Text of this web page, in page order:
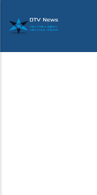
tartalomra